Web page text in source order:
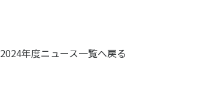
2024年度ニュース一覧へ戻る